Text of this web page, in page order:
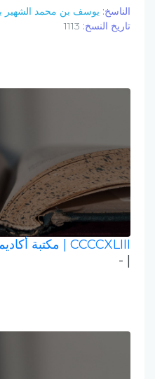
الناسخ: يوسف بن محمد الشهير
تاريخ النسخ:
CCCCXLIII
| مكتبة
| -